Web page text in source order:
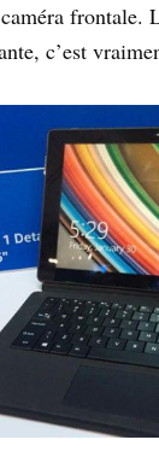
frontale.
c’est